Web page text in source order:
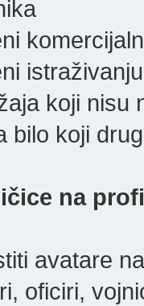
koji
bilo koji
na
avatare
oficiri,